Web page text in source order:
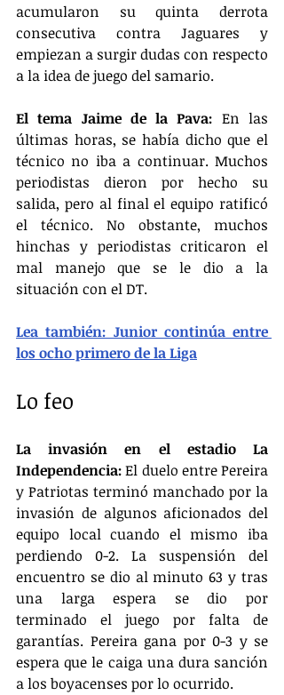
acumularon su quinta derrota
consecutiva contra Jaguares y
empiezan a surgir dudas con respecto
a la idea de juego del samario.
El tema Jaime de la Pava: En las
últimas horas, se había dicho que el
técnico no iba a continuar. Muchos
periodistas dieron por hecho su
salida, pero al final el equipo ratificó
el técnico. No obstante, muchos
hinchas y periodistas criticaron el
mal manejo que se le dio a la
situación con el DT.
Lea también: Junior continúa entre
los ocho primero de la Liga
Lo feo
La invasión en el estadio La
Independencia: El duelo entre Pereira
y Patriotas terminó manchado por la
invasión de algunos aficionados del
equipo local cuando el mismo iba
perdiendo 0-2. La suspensión del
encuentro se dio al minuto 63 y tras
una larga espera se dio por
terminado el juego por falta de
garantías. Pereira gana por 0-3 y se
espera que le caiga una dura sanción
a los boyacenses por lo ocurrido.